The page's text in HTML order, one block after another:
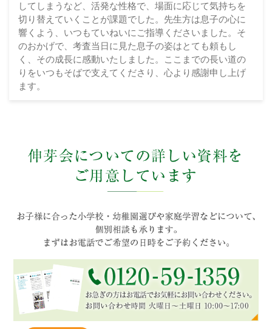
してしまうなど、活発な性格で、場面に応じて気持ちを
切り替えていくことが課題でした。先生方は息子の心に
響くよう、いつもていねいにご指導くださいました。そ
のおかげで、考査当日に見た息子の姿はとても頼もし
く、その成長に感動いたしました。ここまでの長い道の
りをいつもそばで支えてくださり、心より感謝申し上げ
ます。